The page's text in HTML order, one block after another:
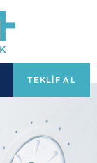
TEKLIF AL